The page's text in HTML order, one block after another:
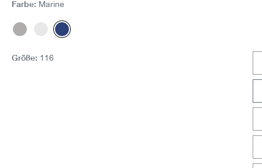
Farbe: Marine
Grau-Melange
WeissMarine
Größe: 116